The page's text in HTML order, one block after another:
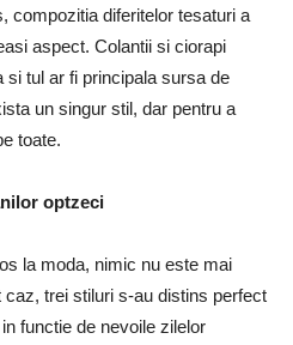
compozitia diferitelor tesaturi a
aspect. Colantii si ciorapi
si tul ar fi principala sursa de
un singur stil, dar pentru a
toate.
optzeci
la moda, nimic nu este mai
trei stiluri s-au distins perfect
functie de nevoile zilelor